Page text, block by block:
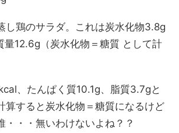
し鶏のサラダ。これは炭水化物3.8g
量12.6g（炭水化物＝糖質 として計
、たんぱく質10.1g、脂質3.7gと
算すると炭水化物＝糖質になるけど
・・・無いわけないよね？？